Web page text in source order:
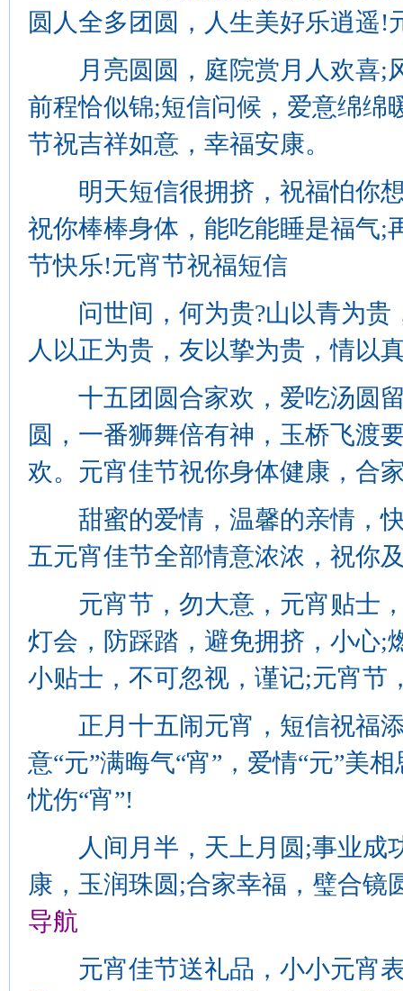
圆人全多团圆，人生美好乐逍遥!
月亮圆圆，庭院赏月人欢喜;
前程恰似锦;短信问候，爱意绵绵
节祝吉祥如意，幸福安康。
明天短信很拥挤，祝福怕你想
祝你棒棒身体，能吃能睡是福气;
节快乐!元宵节祝福短信
问世间，何为贵?山以青为贵
人以正为贵，友以挚为贵，情以
十五团圆合家欢，爱吃汤圆留
圆，一番狮舞倍有神，玉桥飞渡
欢。元宵佳节祝你身体健康，合
甜蜜的爱情，温馨的亲情，快
五元宵佳节全部情意浓浓，祝你
元宵节，勿大意，元宵贴士，
灯会，防踩踏，避免拥挤，小心;
小贴士，不可忽视，谨记;元宵节
正月十五闹元宵，短信祝福添
意“元”满晦气“宵”，爱情“元”美
忧伤“宵”!
人间月半，天上月圆;事业成
康，玉润珠圆;合家幸福，璧合
导航
元宵佳节送礼品，小小元宵表